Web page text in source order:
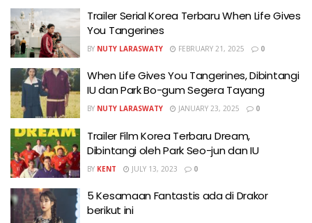
Trailer Serial Korea Terbaru When Life Gives
You Tangerines
BY NUTY LARASWATY FEBRUARY 21, 2025 0
When Life Gives You Tangerines, Dibintangi
IU dan Park Bo-gum Segera Tayang
BY NUTY LARASWATY JANUARY 23, 2025 0
Trailer Film Korea Terbaru Dream,
Dibintangi oleh Park Seo-jun dan IU
BY KENT JULY 13, 2023 0
5 Kesamaan Fantastis ada di Drakor
berikut ini